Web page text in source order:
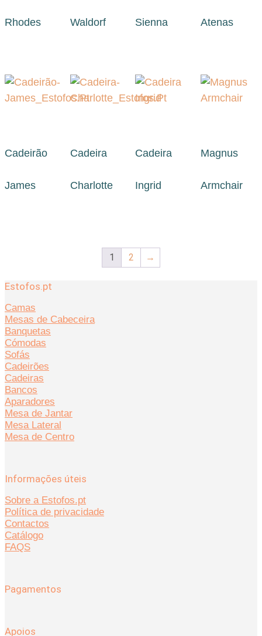
Rhodes Waldorf Sienna Atenas
Cadeirão
James
Cadeira
Charlotte
Cadeira
Ingrid
Magnus
Armchair
1 2 →
Estofos.pt
Camas
Mesas de Cabeceira
Banquetas
Cómodas
Sofás
Cadeirões
Cadeiras
Bancos
Aparadores
Mesa de Jantar
Mesa Lateral
Mesa de Centro
Informações úteis
Sobre a Estofos.pt
Política de privacidade
Contactos
Catálogo
FAQS
Pagamentos
Apoios